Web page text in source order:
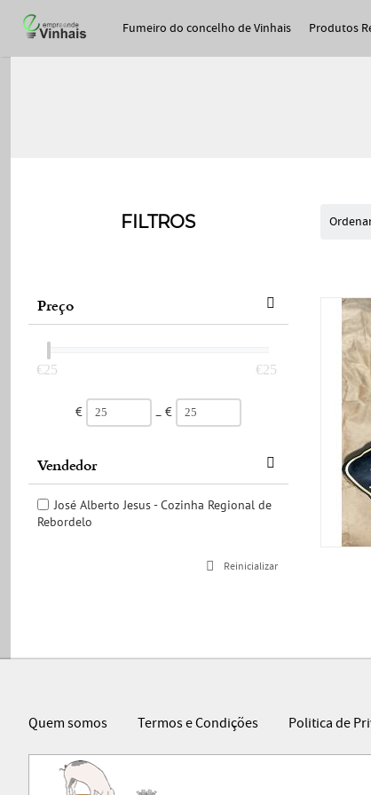
Fumeiro do concelho de Vinhais Produtos
FILTROS
Preço
€ – €
‎€25 ‎€25
Vendedor
José Alberto Jesus - Cozinha Regional de
Rebordelo
Reinicializar
Quem somos Termos e Condições Politica de